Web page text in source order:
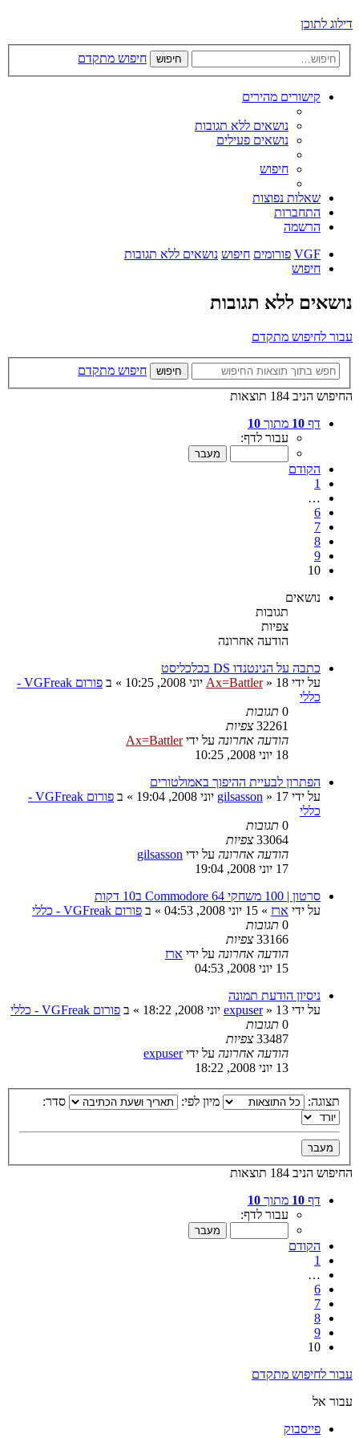
דילוג לתוכן
חיפוש חיפוש מתקדם
קישורים מהירים
נושאים ללא תגובות
נושאים פעילים
חיפוש
שאלות נפוצות
התחברות
הרשמה
VGF פורומים חיפוש נושאים ללא תגובות
חיפוש
נושאים ללא תגובות
עבור לחיפוש מתקדם
חיפוש
חיפוש מתקדם
החיפוש הניב 184 תוצאות
דף 10 מתוך 10
עבור לדף:
הקודם
1
…
6
7
8
9
10
נושאים
תגובות
צפיות
הודעה אחרונה
כתבה על הנינטנדו DS בכלכליסט
על ידי
Ax=Battler» 18 יוני 2008, 10:25 » ב
פורום VGFreak -
כללי
0 תגובות
32261 צפיות
הודעה אחרונה על ידיAx=Battler
18 יוני 2008, 10:25
הפתרון לבעיית ההיפוך באמולטורים
על ידי
gilsasson » 17 יוני 2008, 19:04 » ב
פורום VGFreak -
כללי
0 תגובות
33064 צפיות
הודעה אחרונה על ידי gilsasson
17 יוני 2008, 19:04
סרטון | 100 משחקי Commodore 64 ב10 דקות
על ידי ארז » 15 יוני 2008, 04:53 » ב פורום VGFreak - כללי
0 תגובות
33166 צפיות
הודעה אחרונה על ידי ארז
15 יוני 2008, 04:53
ניסיון הודעת תמונה
על ידי
expuser» 13 יוני 2008, 18:22 » ב פורום VGFreak - כללי
0 תגובות
33487 צפיות
הודעה אחרונה על ידיexpuser
13 יוני 2008, 18:22
תצוגה: מיון לפי: סדר:
החיפוש הניב 184 תוצאות
דף 10 מתוך 10
עבור לדף:
הקודם
1
…
6
7
8
9
10
עבור לחיפוש מתקדם
עבור אל
פייסבוק